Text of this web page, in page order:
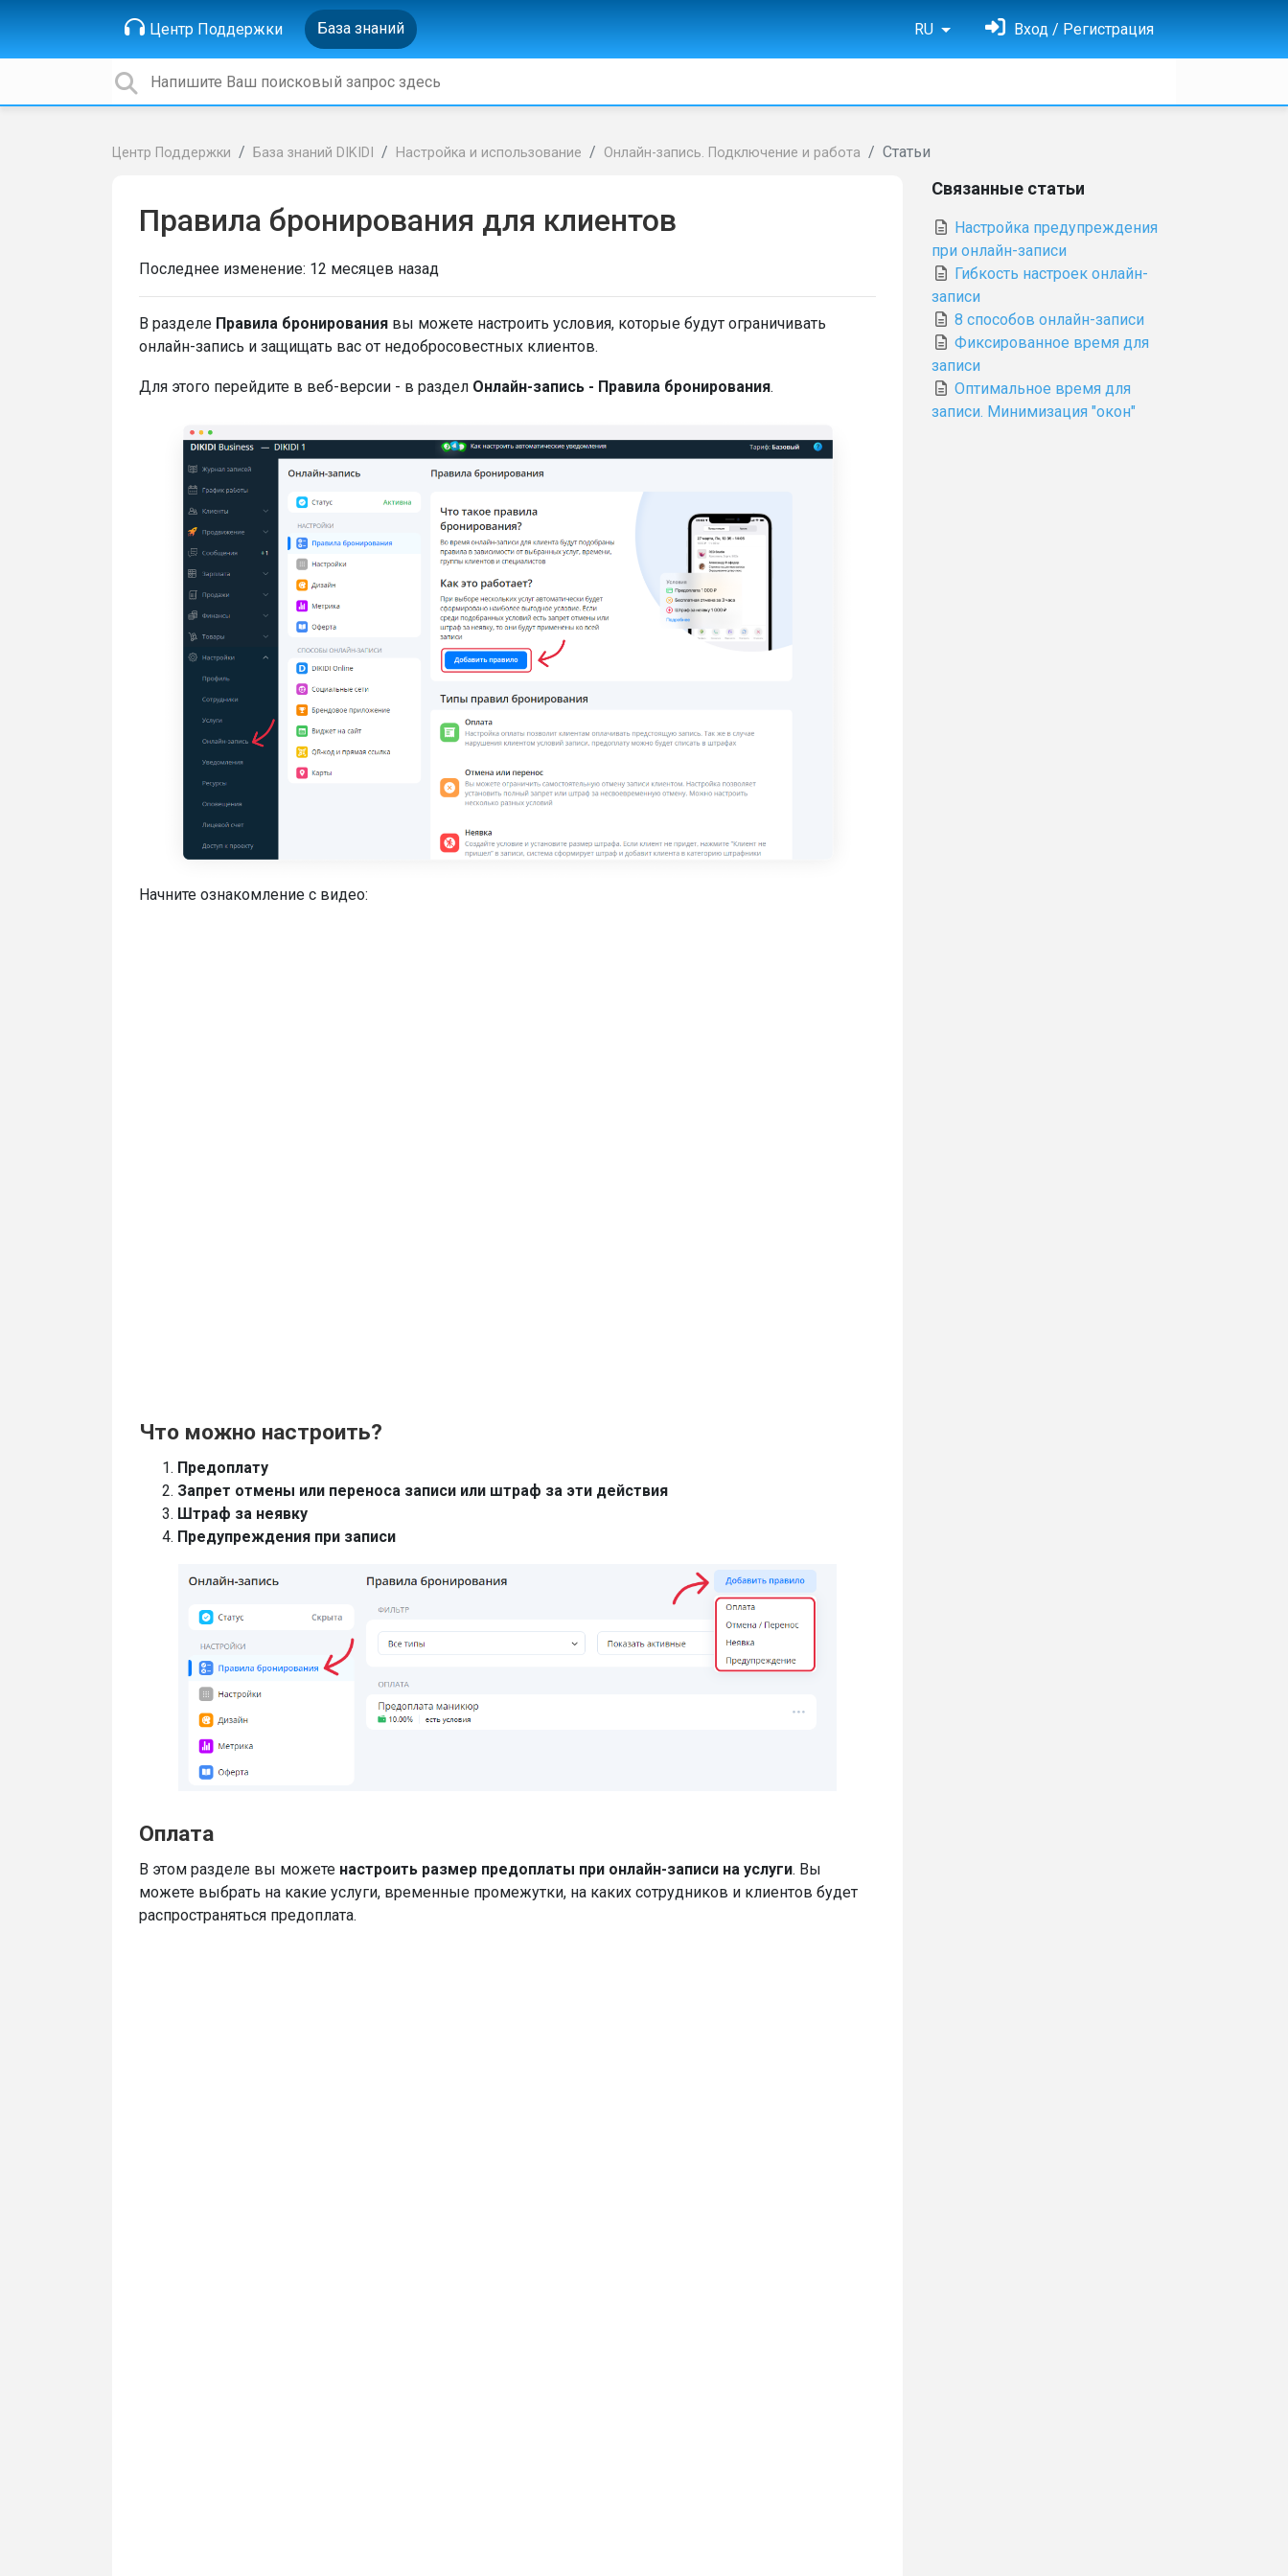
Центр Поддержки База знаний RU Вход / Регистрация
Центр Поддержки База знаний DIKIDI Настройка и использование Онлайн-запись. Подключение и работа Статьи
Правила бронирования для клиентов
Последнее изменение: 12 месяцев назад
В разделе Правила бронирования вы можете настроить условия, которые будут ограничивать
онлайн-запись и защищать вас от недобросовестных клиентов.
Для этого перейдите в веб-версии - в раздел Онлайн-запись - Правила бронирования.
Начните ознакомление с видео:
Что можно настроить?
Предоплату
Запрет отмены или переноса записи или штраф за эти действия
Штраф за неявку
Предупреждения при записи
Оплата
В этом разделе вы можете настроить размер предоплаты при онлайн-записи на услуги. Вы
можете выбрать на какие услуги, временные промежутки, на каких сотрудников и клиентов будет
распространяться предоплата.
Связанные статьи
Настройка предупреждения
при онлайн-записи
Гибкость настроек онлайн-
записи
8 cпособов онлайн-записи
Фиксированное время для
записи
Оптимальное время для
записи. Минимизация "окон"